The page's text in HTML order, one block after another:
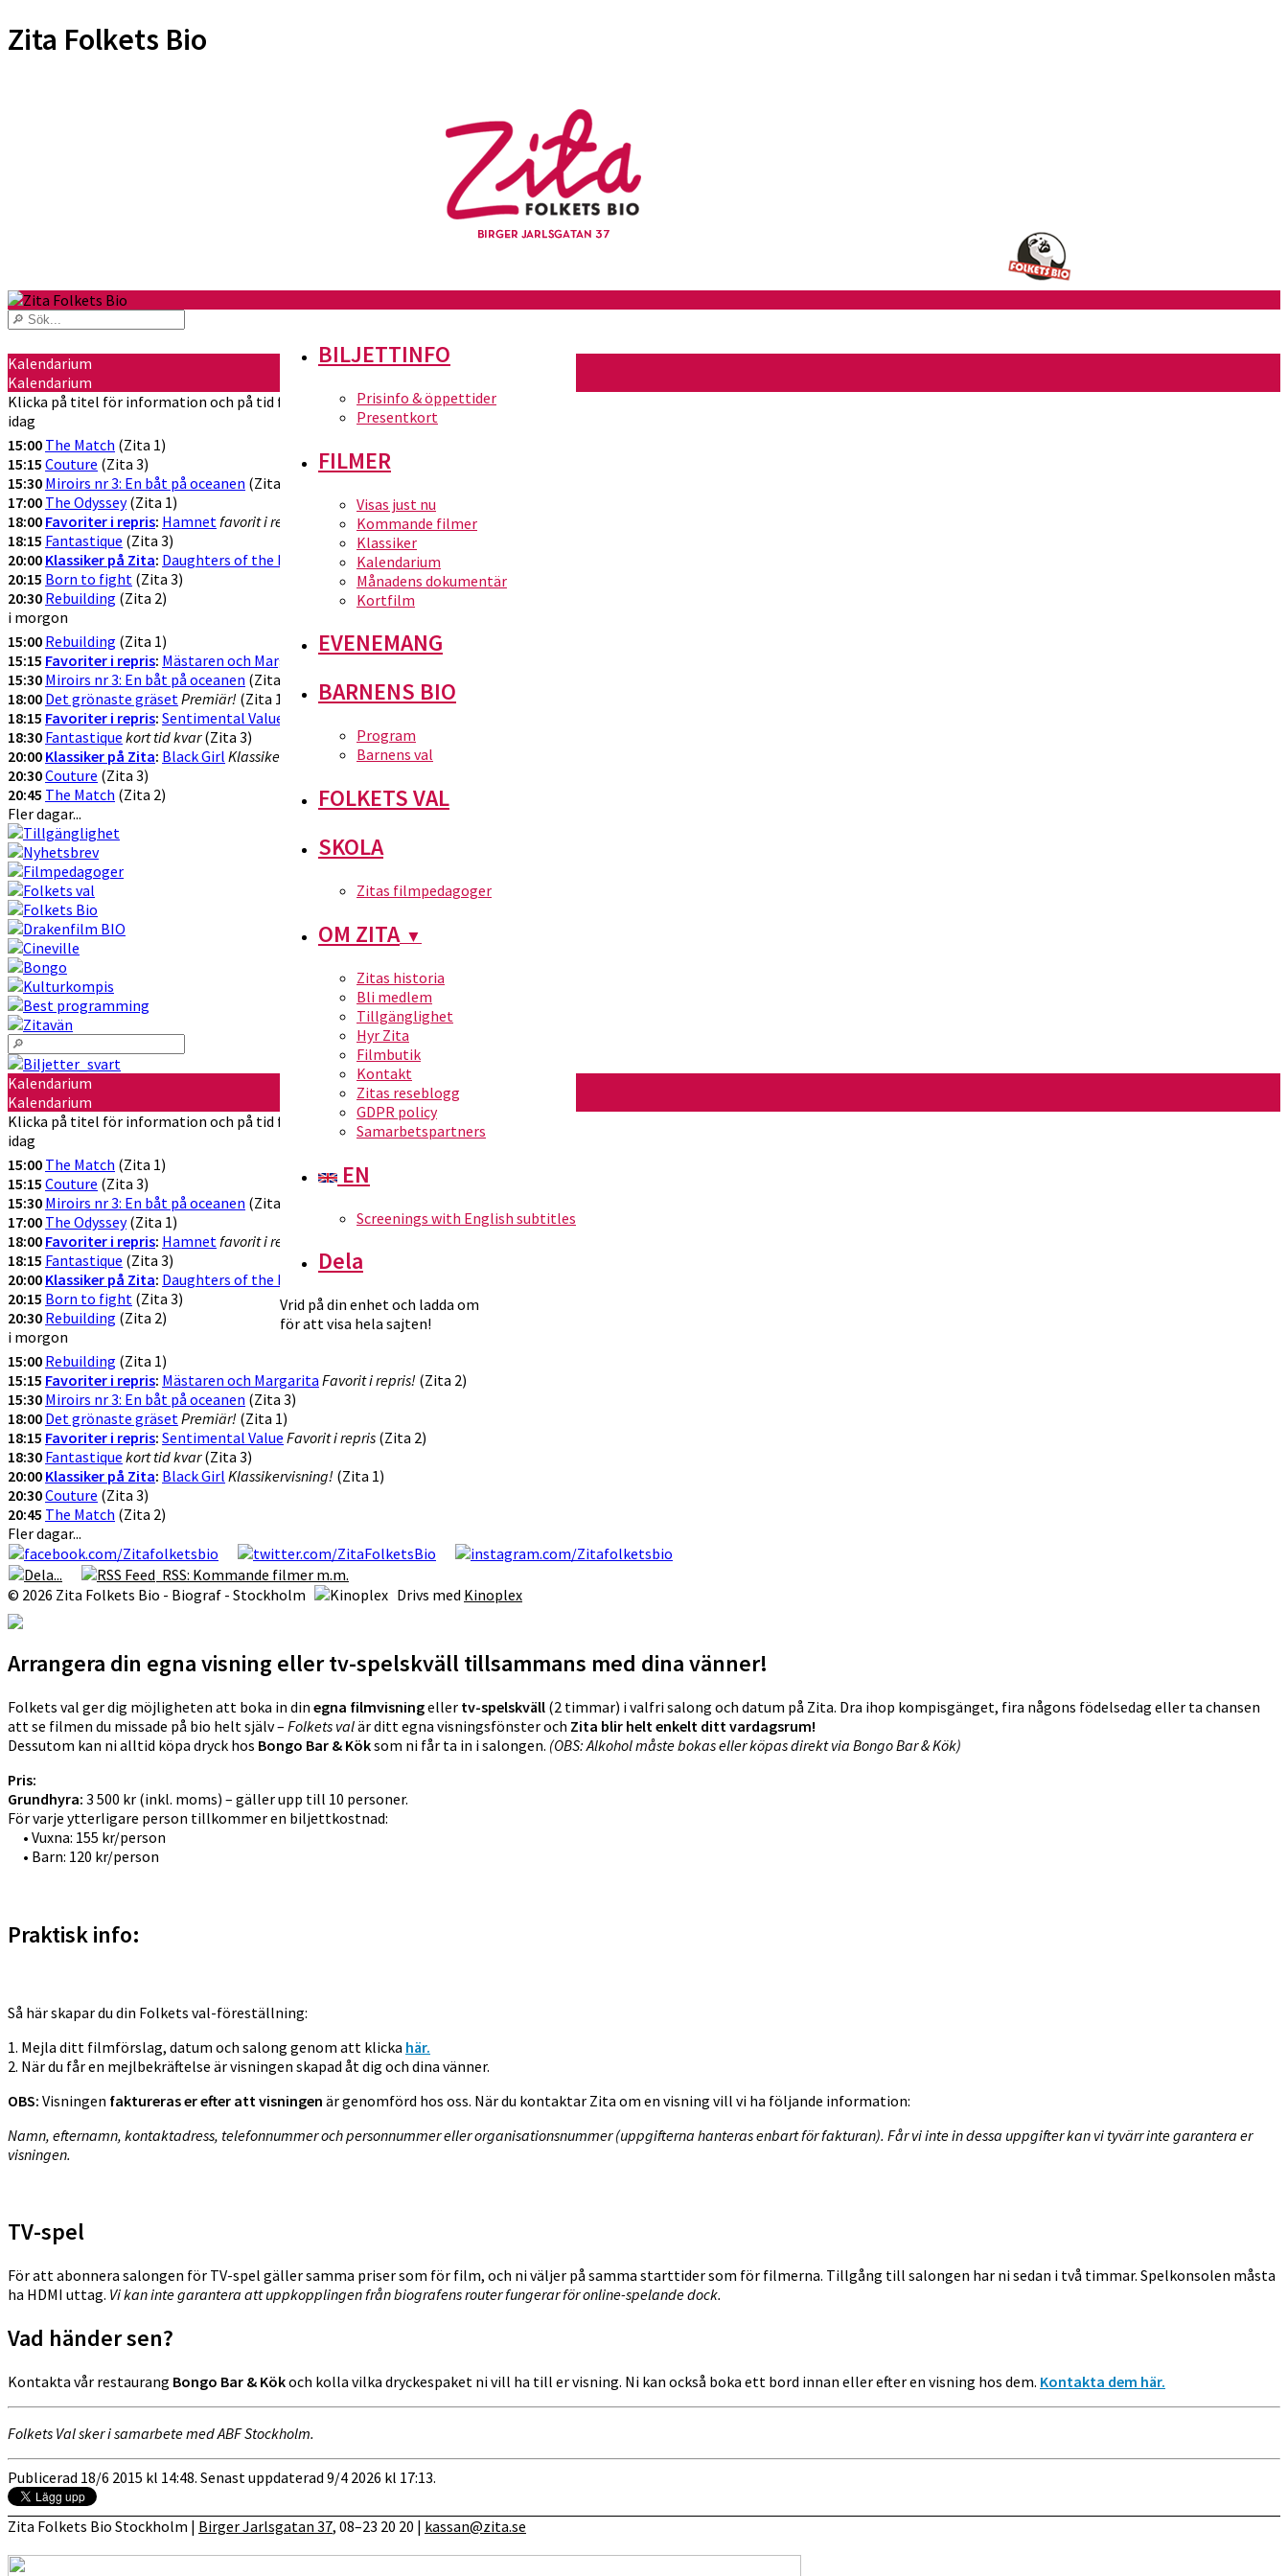
Zita Folkets Bio
BILJETTINFO
Prisinfo & öppettider
Presentkort
FILMER
Visas just nu
Kommande filmer
Klassiker
Kalendarium
Månadens dokumentär
Kortfilm
EVENEMANG
BARNENS BIO
Program
Barnens val
FOLKETS VAL
SKOLA
Zitas filmpedagoger
OM ZITA▼
Zitas historia
Bli medlem
Tillgänglighet
Hyr Zita
Filmbutik
Kontakt
Zitas reseblogg
GDPR policy
Samarbetspartners
EN
Screenings with English subtitles
Dela
Vrid på din enhet och ladda om
för att visa hela sajten!
Kalendarium
Kalendarium
Klicka på titel för information och på tid för att köpa biljetter
idag
15:00 The Match (Zita 1)
15:15 Couture (Zita 3)
15:30 Miroirs nr 3: En båt på oceanen (Zita 2)
17:00 The Odyssey(Zita 1)
18:00 Favoriter i repris: Hamnet favorit i repris!
(Zita 2)
18:15 Fantastique (Zita 3)
20:00 Klassiker på Zita: Daughters of the Dust Klassikervisning!(Zita 1)
20:15 Born to fight (Zita 3)
20:30 Rebuilding (Zita 2)
i morgon
15:00 Rebuilding (Zita 1)
15:15 Favoriter i repris: Mästaren och MargaritaFavorit i repris!(Zita 2)
15:30 Miroirs nr 3: En båt på oceanen (Zita 3)
18:00 Det grönaste gräset Premiär! (Zita 1)
18:15 Favoriter i repris: Sentimental Value
18:30 Fantastique kort tid kvar(Zita 3)
20:00 Klassiker på Zita: Black Girl Klassikervisning!
(Zita 1)
20:30Couture (Zita 3)
20:45 The Match (Zita 2)
Fler dagar...
Kalendarium
Kalendarium
Klicka på titel för information och på tid för att köpa biljetter
idag
15:00 The Match (Zita 1)
15:15 Couture (Zita 3)
15:30 Miroirs nr 3: En båt på oceanen (Zita 2)
17:00 The Odyssey(Zita 1)
18:00 Favoriter i repris: Hamnet favorit i repris!
18:15 Fantastique (Zita 3)
20:00 Klassiker på Zita: Daughters of the Dust Klassikervisning!
20:15 Born to fight (Zita 3)
20:30 Rebuilding (Zita 2)
i morgon
15:00 Rebuilding (Zita 1)
15:15 Favoriter i repris: Mästaren och Margarita Favorit i repris! (Zita 2)
15:30 Miroirs nr 3: En båt på oceanen (Zita 3)
18:00 Det grönaste gräset Premiär! (Zita 1)
18:15 Favoriter i repris: Sentimental Value Favorit i repris (Zita 2)
18:30 Fantastique kort tid kvar(Zita 3)
20:00 Klassiker på Zita: Black Girl Klassikervisning! (Zita 1)
20:30Couture (Zita 3)
20:45 The Match (Zita 2)
Fler dagar...
RSS: Kommande filmer m.m.
© 2026 Zita Folkets Bio - Biograf - Stockholm
Drivs med Kinoplex
Arrangera din egna visning eller tv-spelskväll tillsammans med dina vänner!
Folkets val ger dig möjligheten att boka in din egna filmvisningeller tv-spelskväll (2 timmar) i valfri salong och datum på Zita. Dra ihop kompisgänget, fira någons födelsedag eller ta chansen
att se filmen du missade på bio helt själv – Folkets valär ditt egna visningsfönster och Zita blir helt enkelt ditt vardagsrum!
Dessutom kan ni alltid köpa dryck hos Bongo Bar & Köksom ni får ta in i salongen. (OBS: Alkohol måste bokas eller köpas direkt via Bongo Bar & Kök)
Pris:
Grundhyra: 3 500 kr (inkl. moms) – gäller upp till 10 personer.
För varje ytterligare person tillkommer en biljettkostnad:
• Vuxna: 155 kr/person
• Barn: 120 kr/person
Praktisk info:
Så här skapar du din Folkets val-föreställning:
1. Mejla ditt filmförslag, datum och salong genom att klicka här.
2. När du får en mejlbekräftelse är visningen skapad åt dig och dina vänner.
OBS: Visningen faktureras er efter att visningen är genomförd hos oss. När du kontaktar Zita om en visning vill vi ha följande information:
Namn, efternamn, kontaktadress, telefonnummer och personnummer eller organisationsnummer (uppgifterna hanteras enbart för fakturan). Får vi inte in dessa uppgifter kan vi tyvärr inte garantera er
visningen.
TV-spel
För att abonnera salongen för TV-spel gäller samma priser som för film, och ni väljer på samma starttider som för filmerna. Tillgång till salongen har ni sedan i två timmar. Spelkonsolen måsta
ha HDMI uttag. Vi kan inte garantera att uppkopplingen från biografens router fungerar för online-spelande dock.
Vad händer sen?
Kontakta vår restaurang Bongo Bar & Kökoch kolla vilka dryckespaket ni vill ha till er visning. Ni kan också boka ett bord innan eller efter en visning hos dem. Kontakta dem här.
Folkets Val sker i samarbete med ABF Stockholm.
Publicerad 18/6 2015 kl 14:48. Senast uppdaterad 9/4 2026 kl 17:13.
Zita Folkets Bio Stockholm | Birger Jarlsgatan 37, 08–23 20 20 | kassan@zita.se